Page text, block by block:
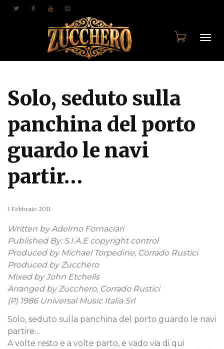
Solo, seduto sulla
panchina del porto
guardo le navi
partir…
1 Febbraio 2011
Written by Adelmo Fornaciari
Published By: S.I.A.E copyright control
Produced by Michael Torpedine, Corrado Rustici
Produced by Zucchero
Mixed by John Etchells
Arranged by Zucchero, Corrado Rustici
(P) 1986 Universal Music Italia Srl
Solo, seduto sulla panchina del porto guardo le navi
partire…
A volte resto e a volte parto, e vado via di qui